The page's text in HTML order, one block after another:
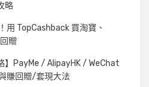
略
用 TopCashback 買淘寶、
贈
】PayMe / AlipayHK / WeChat
賺回贈/套現大法